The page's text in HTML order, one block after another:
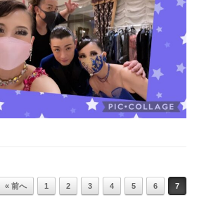
« 前へ 1 2 3 4 5 6 7